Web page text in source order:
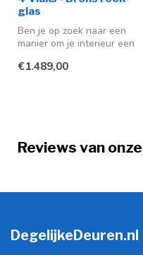
glas
Ben je op zoek naar een
manier om je interieur een
uitstra...
€1.489,00
Reviews van
DegelijkeDeuren.nl